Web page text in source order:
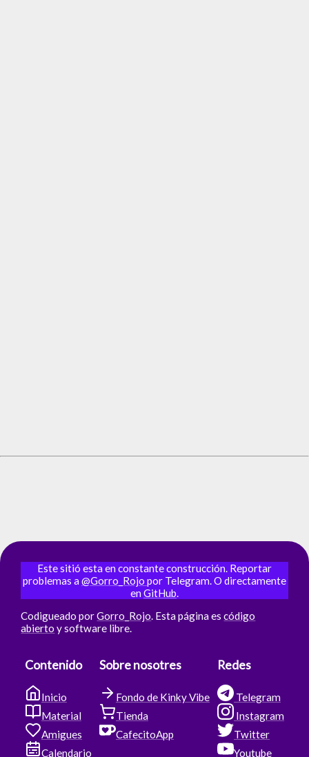
Este sitió esta en constante construcción. Reportar
problemas a@Gorro_Rojo por Telegram. O directamente
enGitHub.
Codigueado porGorro_Rojo. Esta página escódigo
abierto y software libre.
Contenido
Inicio
Material
Amigues
Calendario
Sobre nosotres
Fondo de Kinky Vibe
Tienda
CafecitoApp
Redes
Telegram
Instagram
Twitter
Youtube